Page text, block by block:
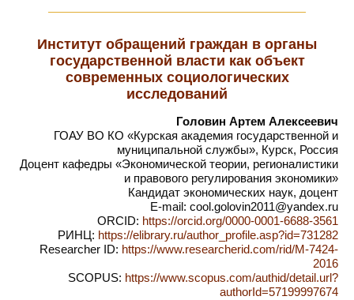
Институт обращений граждан в органы
государственной власти как объект
современных социологических
исследований
Головин Артем Алексеевич
ГОАУ ВО КО «Курская академия государственной и
муниципальной службы», Курск, Россия
Доцент кафедры «Экономической теории, регионалистики
и правового регулирования экономики»
Кандидат экономических наук, доцент
E-mail: cool.golovin2011@yandex.ru
ORCID: https://orcid.org/0000-0001-6688-3561
РИНЦ: https://elibrary.ru/author_profile.asp?id=731282
Researcher ID: https://www.researcherid.com/rid/M-7424-
2016
SCOPUS: https://www.scopus.com/authid/detail.url?
authorId=57199997674